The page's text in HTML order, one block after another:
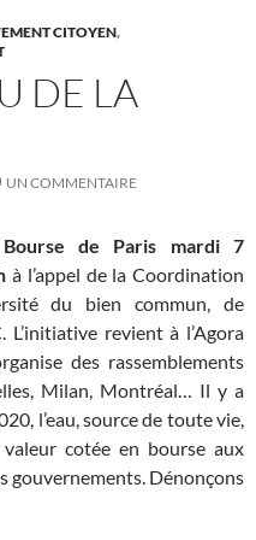
CITOYEN,
DE LA
UN COMMENTAIRE
Bourse de Paris mardi 7
à l’appel de la Coordination
du bien commun, de
L’initiative revient à l’Agora
des rassemblements
Milan, Montréal… Il y a
l’eau, source de toute vie,
cotée en bourse aux
gouvernements. Dénonçons